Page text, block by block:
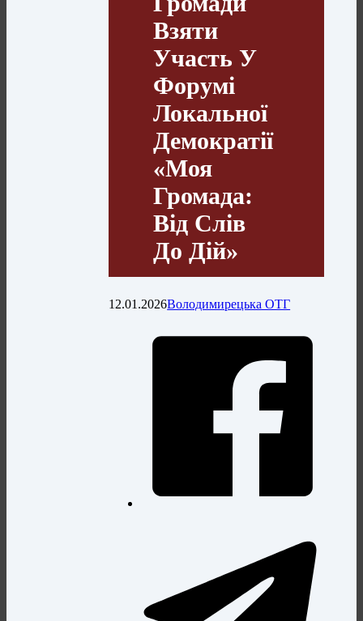
Взяти
Участь У
Форумі
Локальної
Демократії
«Моя
Громада:
Від Слів
До Дій»
12.01.2026Володимирецька ОТГ